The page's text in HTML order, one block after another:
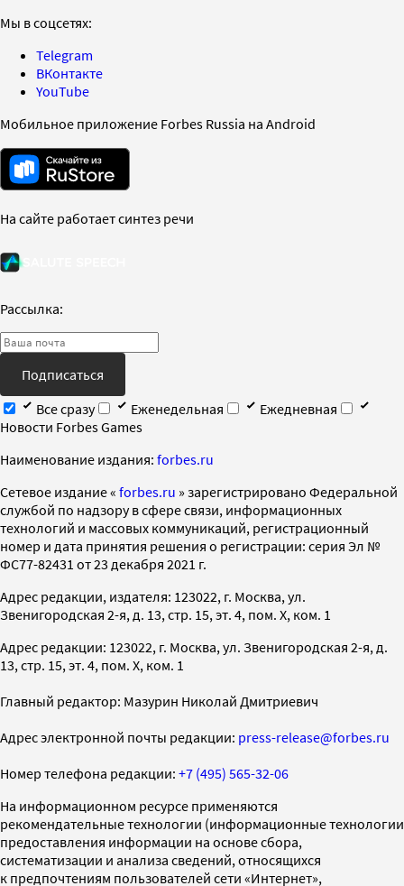
Мы в соцсетях:
Telegram
ВКонтакте
YouTube
Мобильное приложение Forbes Russia на Android
На сайте работает синтез речи
Рассылка:
Подписаться
Все сразу
Еженедельная
Ежедневная
Новости Forbes Games
Наименование издания: forbes.ru
Cетевое издание « forbes.ru » зарегистрировано Федеральной
службой по надзору в сфере связи, информационных
технологий и массовых коммуникаций, регистрационный
номер и дата принятия решения о регистрации: серия Эл №
ФС77-82431 от 23 декабря 2021 г.
Адрес редакции, издателя: 123022, г. Москва, ул.
Звенигородская 2-я, д. 13, стр. 15, эт. 4, пом. X, ком. 1
Адрес редакции: 123022, г. Москва, ул. Звенигородская 2-я, д.
13, стр. 15, эт. 4, пом. X, ком. 1
Главный редактор: Мазурин Николай Дмитриевич
Адрес электронной почты редакции: press-release@forbes.ru
Номер телефона редакции: +7 (495) 565-32-06
На информационном ресурсе применяются
рекомендательные технологии (информационные технологии
предоставления информации на основе сбора,
систематизации и анализа сведений, относящихся
к предпочтениям пользователей сети «Интернет»,